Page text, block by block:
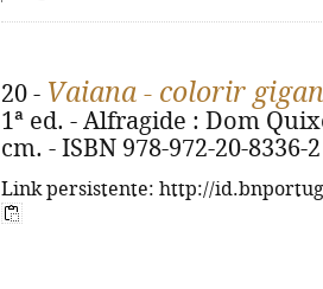
20 - Vaiana - colorir
1ª ed. - Alfragide : Dom
cm. - ISBN 978-972-20-8336-2
Link persistente: http://